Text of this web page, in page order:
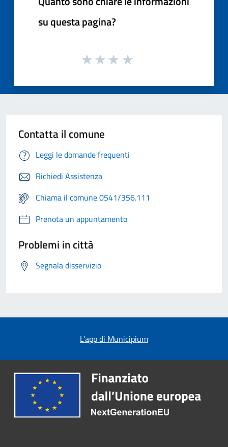
su questa pagina?
Contatta il comune
Leggi le domande frequenti
Richiedi Assistenza
Chiama il comune 0541/356.111
Prenota un appuntamento
Problemi in città
Segnala disservizio
L'app di Municipium